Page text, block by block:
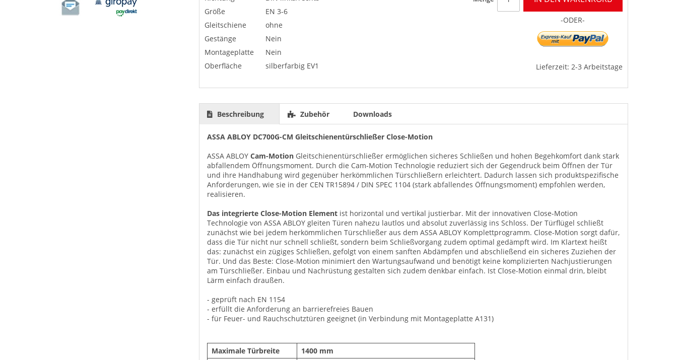
Größe
EN 3-6
Gleitschiene
ohne
Gestänge
Nein
Montageplatte
Nein
Oberfläche
silberfarbig EV1
-ODER-
Lieferzeit: 2-3 Arbeitstage
Beschreibung Zubehör Downloads
ASSA ABLOY DC700G-CM Gleitschienentürschließer Close-Motion
ASSA ABLOY Cam-MotionGleitschienentürschließer ermöglichen sicheres Schließen und hohen Begehkomfort dank stark
abfallendem Öffnungsmoment. Durch die Cam-Motion Technologie reduziert sich der Gegendruck beim Öffnen der Tür
und ihre Handhabung wird gegenüber herkömmlichen Türschließern erleichtert. Dadurch lassen sich produktspezifische
Anforderungen, wie sie in der CEN TR15894 / DIN SPEC 1104 (stark abfallendes Öffnungsmoment) empfohlen werden,
realisieren.
Das integrierte Close-Motion Elementist horizontal und vertikal justierbar. Mit der innovativen Close-Motion
Technologie von ASSA ABLOY gleiten Türen nahezu lautlos und absolut zuverlässig ins Schloss. Der Türflügel schließt
zunächst wie bei jedem herkömmlichen Türschließer aus dem ASSA ABLOY Komplettprogramm. Close-Motion sorgt dafür,
dass die Tür nicht nur schnell schließt, sondern beim Schließvorgang zudem optimal gedämpft wird. Im Klartext heißt
das: zunächst ein zügiges Schließen, gefolgt von einem sanften Abdämpfen und abschließend ein sicheres Zuziehen der
Tür. Und das Beste: Close-Motion minimiert den Wartungsaufwand und benötigt keine komplizierten Nachjustierungen
am Türschließer. Einbau und Nachrüstung gestalten sich zudem denkbar einfach. Ist Close-Motion einmal drin, bleibt
Lärm einfach draußen.
- geprüft nach EN 1154
- erfüllt die Anforderung an barrierefreies Bauen
- für Feuer- und Rauchschutztüren geeignet (in Verbindung mit Montageplatte A131)
Maximale Türbreite
1400 mm